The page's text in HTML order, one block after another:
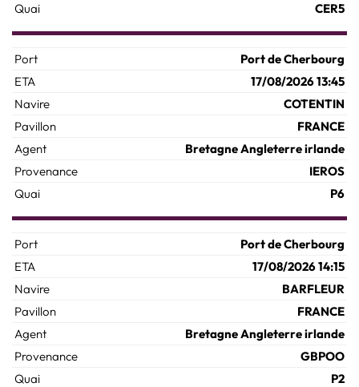
CER5
Port de Cherbourg
17/08/2026 13:45
COTENTIN
FRANCE
Bretagne Angleterre irlande
IEROS
P6
Port de Cherbourg
17/08/2026 14:15
BARFLEUR
FRANCE
Bretagne Angleterre irlande
GBPOO
P2